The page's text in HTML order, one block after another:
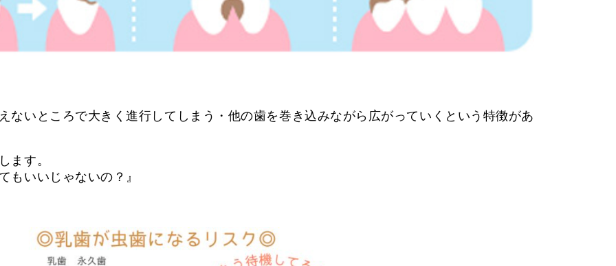
ないところで大きく進行してしまう・他の歯を巻き込みながら広がっていくという特徴があ
ます。
もいいじゃないの？』